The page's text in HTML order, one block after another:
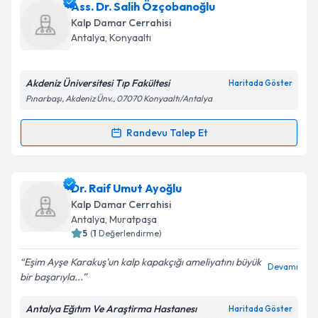
Takvim Talebini Gönder
Dr. Öğr. Üyesi Okan Eriçin randevu takvimi talebi
oluşturun. Size bu uzmandan randevu almanız için bir
takvim hazırlandığında e-posta ile bilgilendireceğiz.
Kişisel verilerimin işlenmesine ilişkin
Metni'ni okudum ve kişisel verilerimin belirtilen
Takvim Talebini Gönder
Ass. Dr. Salih Özçobanoğlu
Kalp Damar Cerrahisi
Antalya, Konyaaltı
Akdeniz Üniversitesi Tıp Fakültesi Haritada Göster
Pınarbaşı, Akdeniz Ünv., 07070 Konyaaltı/Antalya
Randevu Talep Et
Randevu Takvimi Talebi
Ass. Dr. Salih Özçobanoğluiçin randevu takvimi
talebi oluşturun. Size bu uzmandan randevu almanız
için bir takvim hazırlandığında e-posta ile
bilgilendireceğiz.
E-posta Adresiniz
Dr. Raif Umut Ayoğlu
Kalp Damar Cerrahisi
Antalya, Muratpaşa
5 (1 Değerlendirme)
Eşim Ayşe Karakuş'un kalp kapakçığı ameliyatını büyük
bir başarıyla...
Devamı
Antalya Eğıtım Ve Araştirma Hastanesı Haritada Göster